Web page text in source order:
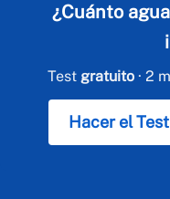
¿Cuánto
Test gratuito · 2
Hacer el